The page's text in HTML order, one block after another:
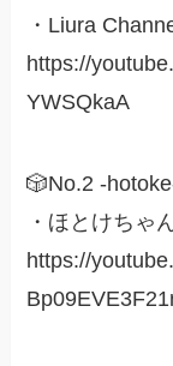
・Liura
https://
YWSQkaA
🎲No.2 -
・ほとけちゃ
https://